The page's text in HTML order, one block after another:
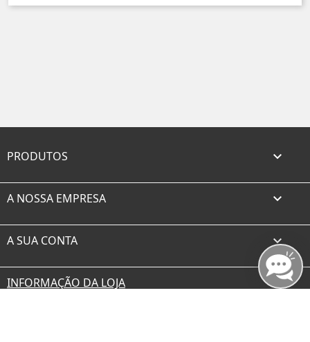
PRODUTOS 
A NOSSA EMPRESA 
A SUA CONTA 
INFORMAÇÃO DA LOJA